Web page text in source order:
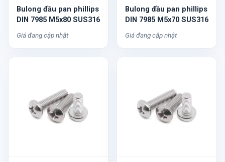
Bulong đầu pan phillips
DIN 7985 M5x80 SUS316
Giá đang cập nhật
Bulong đầu pan phillips
DIN 7985 M5x70 SUS316
Giá đang cập nhật